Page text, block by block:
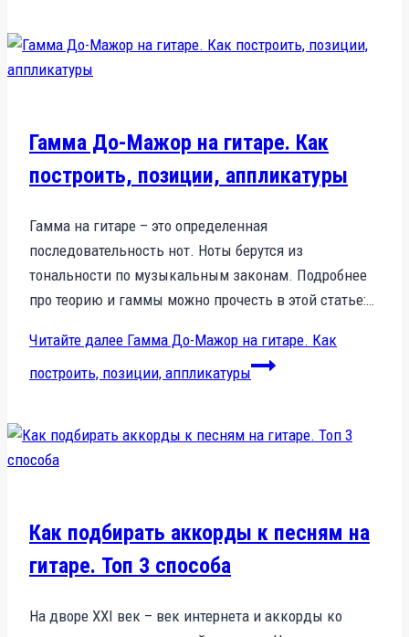
Гамма До-Мажор на гитаре. Как
построить, позиции, аппликатуры
Гамма на гитаре – это определенная
последовательность нот. Ноты берутся из
тональности по музыкальным законам. Подробнее
про теорию и гаммы можно прочесть в этой статье:…
Читайте далее Гамма До-Мажор на гитаре. Как
построить, позиции, аппликатуры
Как подбирать аккорды к песням на
гитаре. Топ 3 способа
На дворе XXI век – век интернета и аккорды ко